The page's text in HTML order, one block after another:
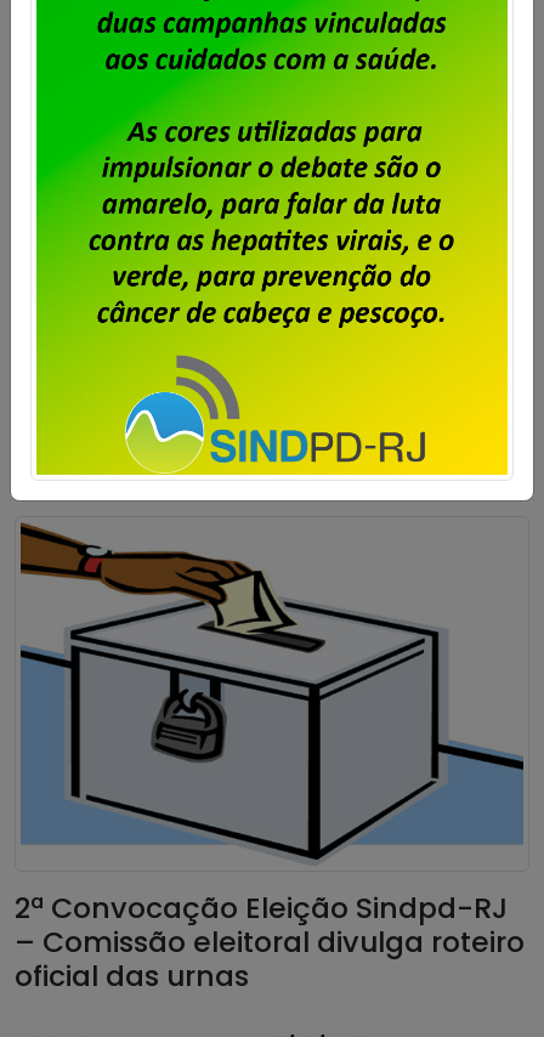
NOTA DA COMISSAO ELEITORAL
Publicado porImprensaem10/09/2013
A Comissão Eleitoral vem a público para dar as
devidas, corretas e verdadeiras explicações
referentes ao pleito eleitoral. Como já devidamente
divulgado, não houve quorum para poder apurar os
votos referente ao primeiro escrutínio. Por esta razão,
(artigo 17, § 3º) segundo escrutínio nos dias 10 e 11 […]
Saiba mais
2ª Convocação Eleição Sindpd-RJ
– Comissão eleitoral divulga roteiro
oficial das urnas